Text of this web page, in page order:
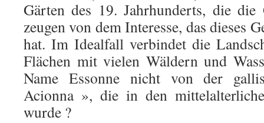
Gärten des 19. Jahrhunderts, die die
zeugen von dem Interesse, das dieses
hat. Im Idealfall verbindet die
Flächen mit vielen Wäldern und
Name Essonne nicht von der
Acionna », die in den
wurde ?